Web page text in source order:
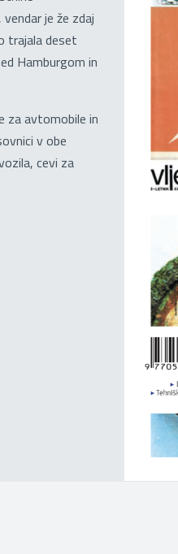
je že zdaj
trajala deset
Hamburgom in
za avtomobile in
v obe
cevi za